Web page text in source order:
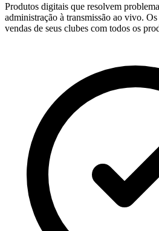
Produtos digitais que resolvem
administração à transmissão ao vivo.
vendas de seus clubes com todos os